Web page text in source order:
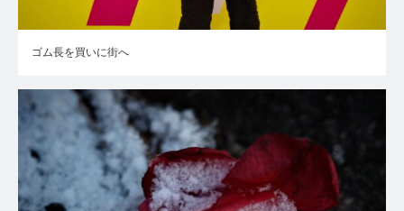
ゴム長を買いに街へ